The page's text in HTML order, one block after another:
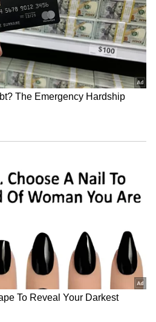
ఎలాంటి రంగమైనా సరే విజయం
నుంచి నాయకులు కావాలని
పెంపొందించుకుంటారు. ఈ
సంపాదించే అవకాశం